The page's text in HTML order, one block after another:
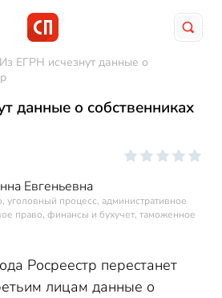
Из ЕГРН исчезнут данные о
данные о собственниках
Евгеньевна
уголовный процесс, административное
право, финансы и бухучет, таможенное
Росреестр перестанет
лицам данные о